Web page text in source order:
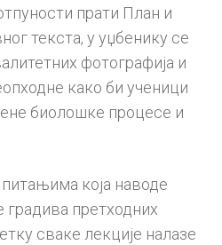
прати План и
текста, у уџбенику се
фотографија и
како би ученици
биолошке процесе и
која наводе
градива претходних
сваке лекције налазе